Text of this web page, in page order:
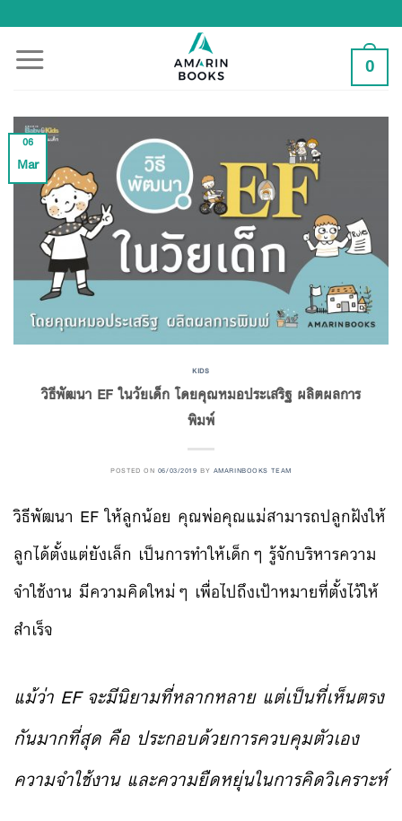
to
content
0
06
Mar
KIDS
วิธีพัฒนา EF ในวัยเด็ก โดยคุณหมอประเสริฐ ผลิตผลการ
พิมพ์
POSTED ON 06/03/2019 BY AMARINBOOKS TEAM
วิธีพัฒนา EF ให้ลูกน้อย คุณพ่อคุณแม่สามารถปลูกฝังให้
ลูกได้ตั้งแต่ยังเล็ก เป็นการทำให้เด็กๆ รู้จักบริหารความ
จำใช้งาน มีความคิดใหม่ๆ เพื่อไปถึงเป้าหมายที่ตั้งไว้ให้
สำเร็จ
แม้ว่า EF จะมีนิยามที่หลากหลาย แต่เป็นที่เห็นตรง
กันมากที่สุด คือ ประกอบด้วยการควบคุมตัวเอง
ความจำใช้งาน และความยืดหยุ่นในการคิดวิเคราะห์